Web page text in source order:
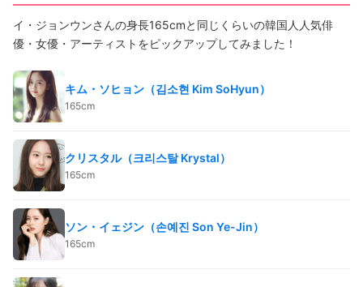
イ・ジョンウンさんの身長165cmと同じくらいの韓国人人気俳
優・女優・アーティストをピックアップしてみました！
キム・ソヒョン（김소현 Kim SoHyun）
165cm
クリスタル（크리스탈 Krystal）
165cm
ソン・イェジン（손예진 Son Ye-Jin）
165cm